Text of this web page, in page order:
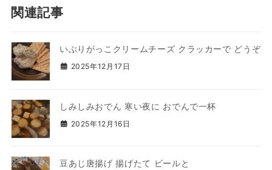
関連記事
いぶりがっこクリームチーズ クラッカーで どうぞ
2025年12月17日
しみしみおでん 寒い夜に おでんで一杯
2025年12月16日
豆あじ唐揚げ 揚げたて ビールと